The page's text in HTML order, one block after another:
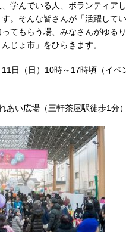
学んでいる人、ボランティア
。そんな皆さんが「活躍して
てもらう場、みなさんがゆる
じょ市」をひらきます。
日（日）10時～17時頃（イベ
あい広場（三軒茶屋駅徒歩1分）